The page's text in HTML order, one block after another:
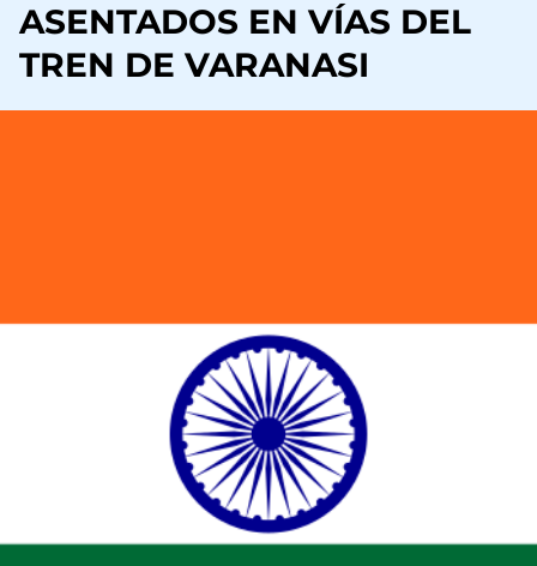
ASENTADOS EN VÍAS DEL
TREN DE VARANASI